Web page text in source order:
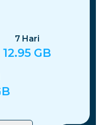
7 Hari
12.95 GB